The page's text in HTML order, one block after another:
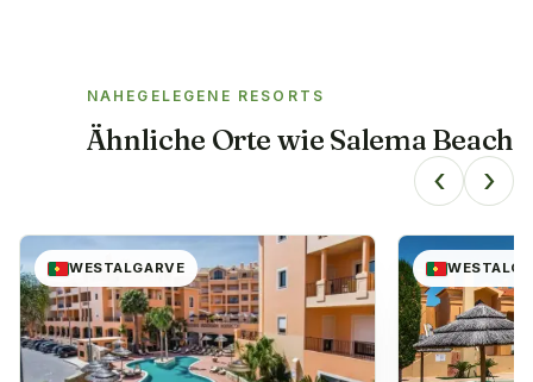
NAHEGELEGENE RESORTS
Ähnliche Orte wie Salema Beach
‹ ›
WESTALGARVE